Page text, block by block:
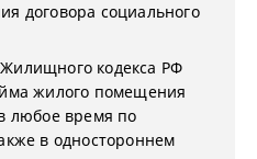
договора социального
кодекса РФ
жилого помещения
любое время по
в одностороннем